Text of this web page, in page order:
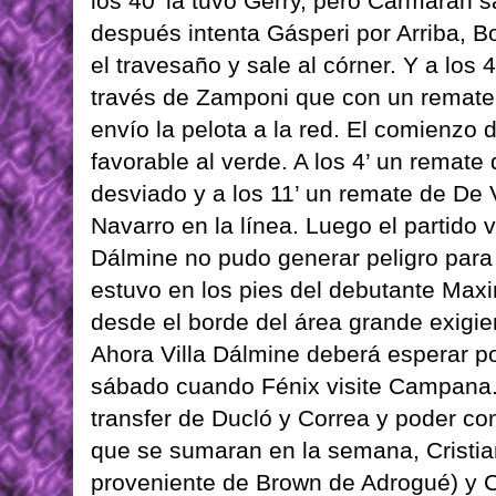
después intenta Gásperi por Arriba,
el travesaño y sale al córner. Y a los
través de Zamponi que con un
envío la pelota a la red. El comienzo
favorable al verde. A los 4’ un
desviado y a los 11’ un remate de
Navarro en la línea. Luego el partido
Dálmine no pudo generar peligro
estuvo en los pies del debutante
desde el borde del área grande
Ahora Villa Dálmine deberá esperar
sábado cuando Fénix visite
transfer de Ducló y Correa y poder
que se sumaran en la semana,
proveniente de Brown de Adrogué) y